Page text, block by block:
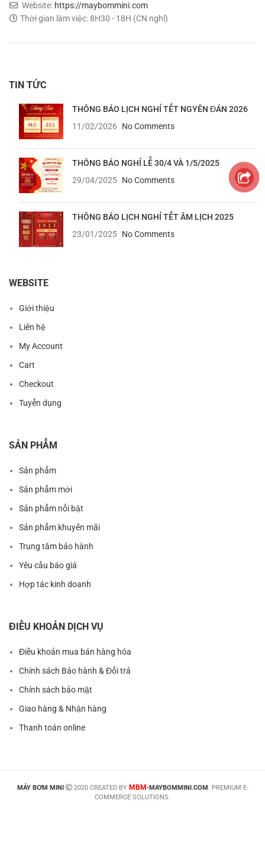
Website: https://maybommini.com
Thời gian làm việc: 8H30 - 18H (CN nghỉ)
TIN TỨC
THÔNG BÁO LỊCH NGHỈ TẾT NGYÊN ĐÁN 2026
11/02/2026
No Comments
THÔNG BÁO NGHỈ LỄ 30/4 VÀ 1/5/2025
29/04/2025 No Comments
THÔNG BÁO LỊCH NGHỈ TẾT ÂM LỊCH 2025
23/01/2025 No Comments
WEBSITE
Giới thiệu
Liên hệ
My Account
Cart
Checkout
Tuyển dụng
SẢN PHẨM
Sản phẩm
Sản phẩm mới
Sản phẩm nổi bật
Sản phẩm khuyến mãi
Trung tâm bảo hành
Yêu cầu báo giá
Hợp tác kinh doanh
ĐIỀU KHOẢN DỊCH VỤ
Điều khoản mua bán hàng hóa
Chính sách Bảo hành & Đổi trả
Chính sách bảo mật
Giao hàng & Nhận hàng
Thanh toán online
MÁY BƠM MINI 2020 CREATED BY MBM-MAYBOMMINI.COM . PREMIUM E-
COMMERCE SOLUTIONS.